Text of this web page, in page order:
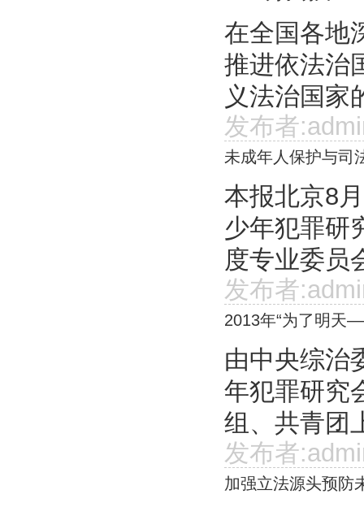
在全国各地
推进依法治
义法治国家
发布者
未成年人保护与司
本报北京8
少年犯罪研
度专业委员
发布者
2013年“为了明天
由中央综治
年犯罪研究
组、共青团
发布者
加强立法源头预防